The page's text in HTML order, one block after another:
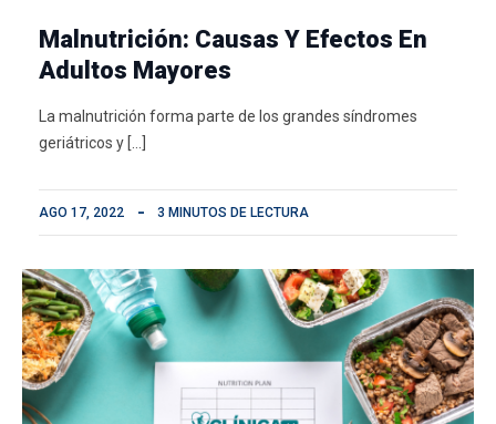
Malnutrición: Causas Y Efectos En
Adultos Mayores
La malnutrición forma parte de los grandes síndromes
geriátricos y […]
AGO 17, 2022 3 MINUTOS DE LECTURA